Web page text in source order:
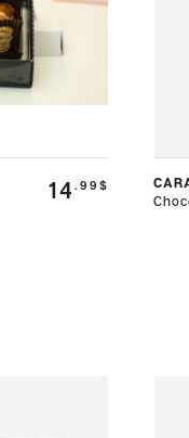
14.99$